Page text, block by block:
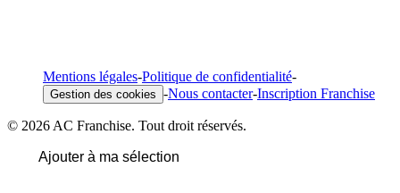
Mentions légales-Politique de confidentialité-
Gestion des cookies -Nous contacter-Inscription Franchise
© 2026 AC Franchise. Tout droit réservés.
Ajouter à ma sélection